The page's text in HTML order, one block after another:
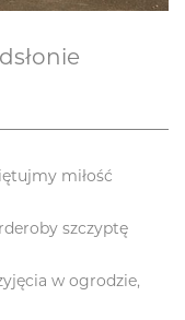
miłość
szczyptę
w ogrodzie,